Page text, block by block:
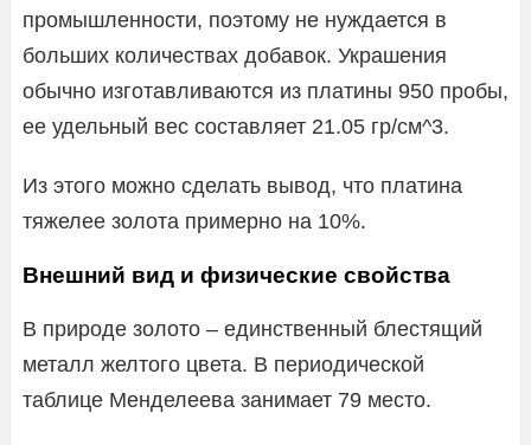
промышленности, поэтому не нуждается в
больших количествах добавок. Украшения
обычно изготавливаются из платины 950 пробы,
ее удельный вес составляет 21.05 гр/см^3.
Из этого можно сделать вывод, что платина
тяжелее золота примерно на 10%.
Внешний вид и физические свойства
В природе золото – единственный блестящий
металл желтого цвета. В периодической
таблице Менделеева занимает 79 место.